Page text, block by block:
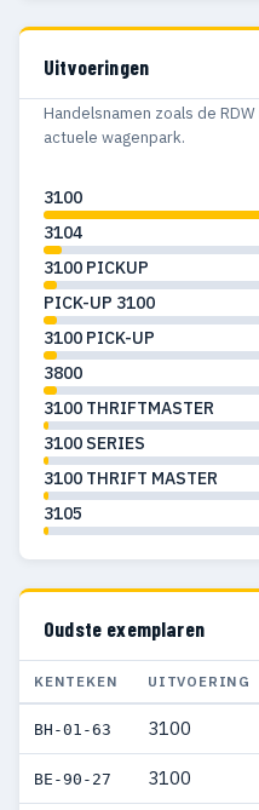
Uitvoeringen
Handelsnamen zoals de
actuele wagenpark.
3100
3104
3100 PICKUP
PICK-UP 3100
3100 PICK-UP
3800
3100 THRIFTMASTER
3100 SERIES
3100 THRIFT MASTER
3105
Oudste exemplaren
KENTEKEN UITVOERING
BH-01-63 3100
BE-90-27 3100